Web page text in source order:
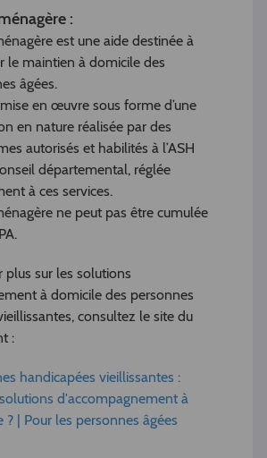
:
est une aide destinée à
le maintien à domicile des
âgées.
en œuvre sous forme d’une
en nature réalisée par des
autorisés et habilités à l’ASH
départemental, réglée
à ces services.
ne peut pas être cumulée
plus sur les solutions
à domicile des personnes
consultez le site du
:
handicapées vieillissantes :
d'accompagnement à
? | Pour les personnes âgées